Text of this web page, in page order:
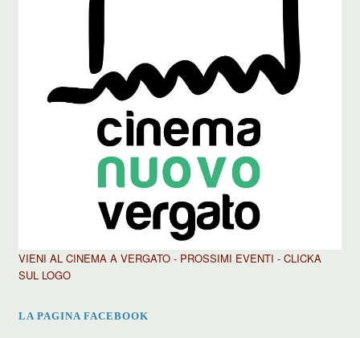
VIENI AL CINEMA A VERGATO - PROSSIMI EVENTI - CLICKA
SUL LOGO
LA PAGINA FACEBOOK